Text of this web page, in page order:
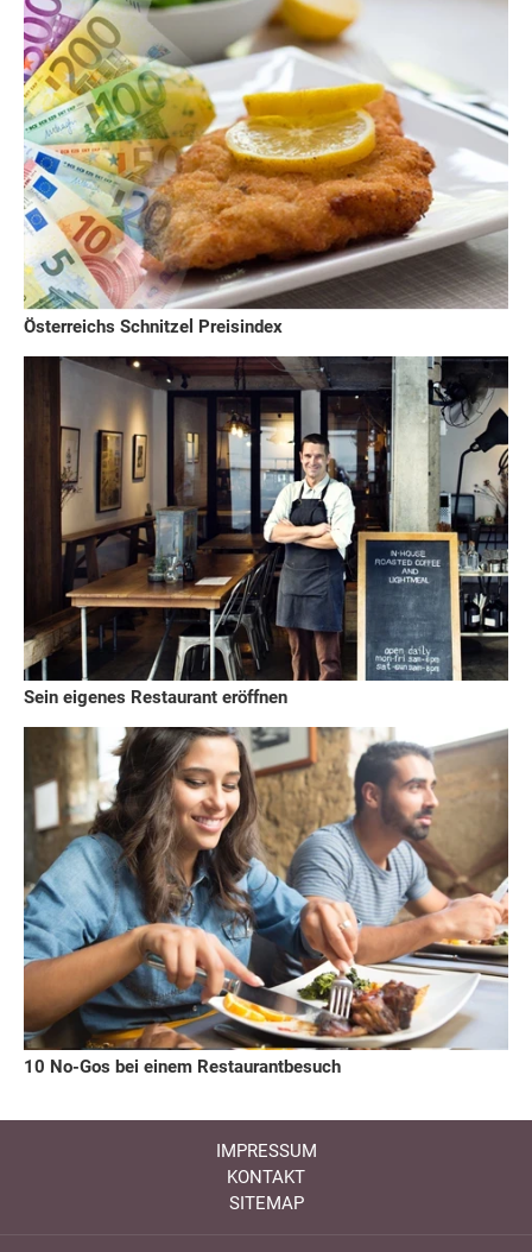
Österreichs Schnitzel Preisindex
Sein eigenes Restaurant eröffnen
10 No-Gos bei einem Restaurantbesuch
IMPRESSUM
KONTAKT
SITEMAP